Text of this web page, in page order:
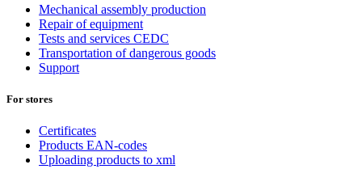
Mechanical assembly production
Repair of equipment
Tests and services CEDC
Transportation of dangerous goods
Support
For stores
Certificates
Products EAN-codes
Uploading products to xml